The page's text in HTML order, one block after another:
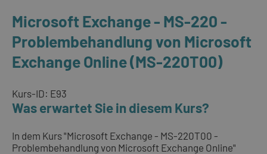
Microsoft Exchange - MS-220 -
Problembehandlung von Microsoft
Exchange Online (MS-220T00)
Kurs-ID: E93
Was erwartet Sie in diesem Kurs?
In dem Kurs "Microsoft Exchange - MS-220T00 -
Problembehandlung von Microsoft Exchange Online"